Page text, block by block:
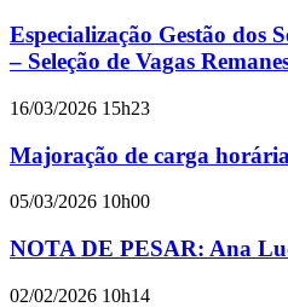
Especialização Gestão dos
– Seleção de Vagas
16/03/2026 15h23
Majoração de carga
05/03/2026 10h00
NOTA DE PESAR: Ana
02/02/2026 10h14